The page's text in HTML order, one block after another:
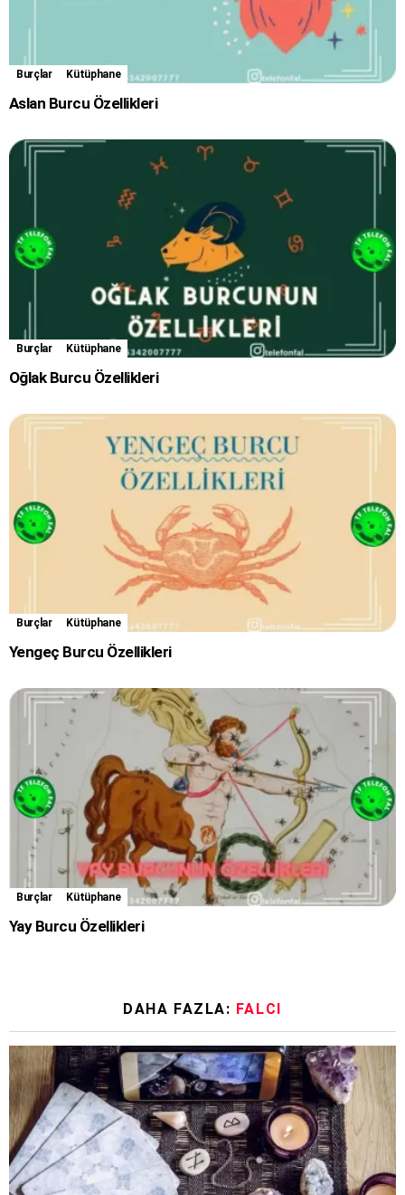
Burçlar Kütüphane
Aslan Burcu Özellikleri
Burçlar Kütüphane
Oğlak Burcu Özellikleri
Burçlar Kütüphane
Yengeç Burcu Özellikleri
Burçlar Kütüphane
Yay Burcu Özellikleri
DAHA FAZLA: FALCI